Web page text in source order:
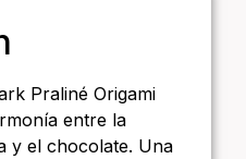
Praliné Origami
entre la
y el chocolate. Una